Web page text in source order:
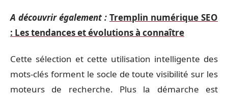
A découvrir également : Tremplin numérique SEO
: Les tendances et évolutions à connaître
Cette sélection et cette utilisation intelligente des
mots-clés forment le socle de toute visibilité sur les
moteurs de recherche. Plus la démarche est